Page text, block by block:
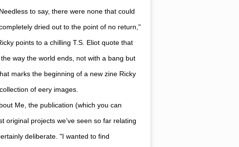
to say, there were none that could
dried out to the point of no return,"
points to a chilling T.S. Eliot quote that
way the world ends, not with a bang but
marks the beginning of a new zine Ricky
of eery images. ⠀⠀⠀⠀⠀⠀⠀⠀⠀
Me, the publication (which you can
original projects we’ve seen so far relating
deliberate. "I wanted to find